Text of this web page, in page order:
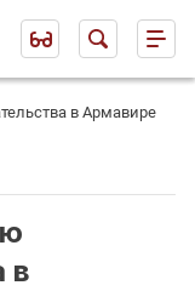
в Армавире
в